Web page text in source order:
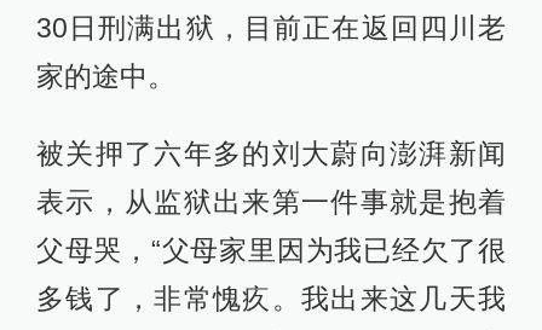
30日刑满出狱，目前正在返回四川老
家的途中。
被关押了六年多的刘大蔚向澎湃新闻
表示，从监狱出来第一件事就是抱着
父母哭，“父母家里因为我已经欠了很
多钱了，非常愧疚。我出来这几天我